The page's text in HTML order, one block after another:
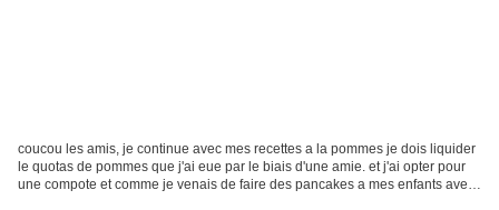
coucou les amis, je continue avec mes recettes a la pommes je dois liquider
le quotas de pommes que j'ai eue par le biais d'une amie. et j'ai opter pour
une compote et comme je venais de faire des pancakes a mes enfants avec